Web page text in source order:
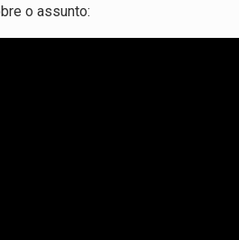
o assunto: